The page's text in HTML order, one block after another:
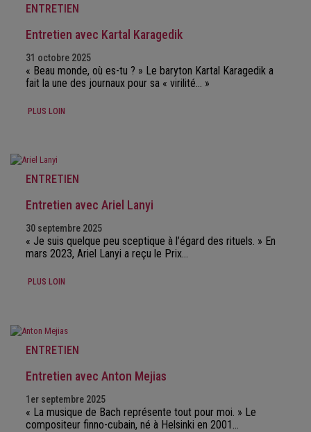
ENTRETIEN
Entretien avec Kartal Karagedik
31 octobre 2025
« Beau monde, où es-tu ? » Le baryton Kartal Karagedik a
fait la une des journaux pour sa « virilité… »
PLUS LOIN
ENTRETIEN
Entretien avec Ariel Lanyi
30 septembre 2025
« Je suis quelque peu sceptique à l’égard des rituels. » En
mars 2023, Ariel Lanyi a reçu le Prix…
PLUS LOIN
ENTRETIEN
Entretien avec Anton Mejias
1er septembre 2025
« La musique de Bach représente tout pour moi. » Le
compositeur finno-cubain, né à Helsinki en 2001…